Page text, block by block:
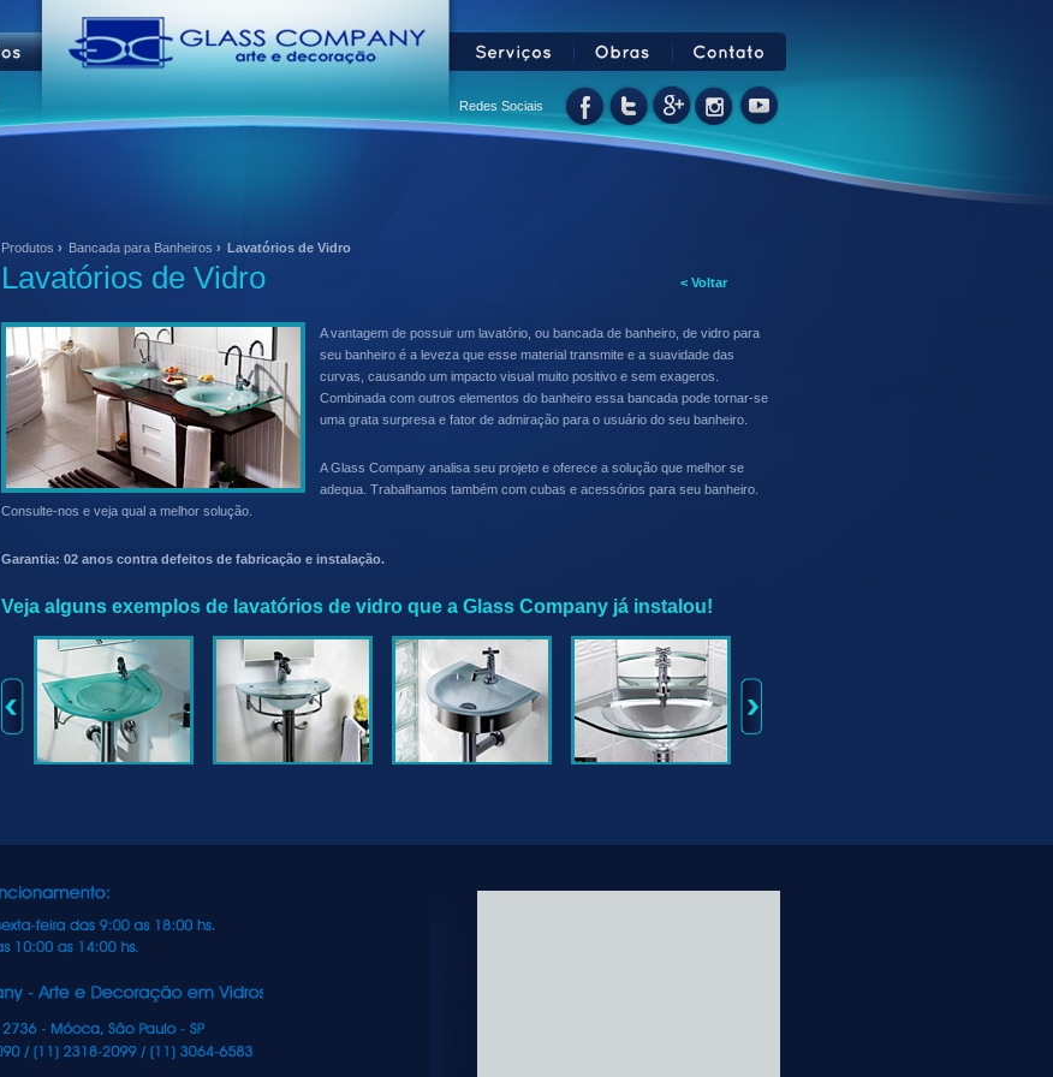
Redes Sociais
Produtos › Bancada para Banheiros › Lavatórios de Vidro
Lavatórios de Vidro < Voltar
A vantagem de possuir um lavatório, ou bancada de banheiro, de vidro para
seu banheiro é a leveza que esse material transmite e a suavidade das
curvas, causando um impacto visual muito positivo e sem exageros.
Combinada com outros elementos do banheiro essa bancada pode tornar-se
uma grata surpresa e fator de admiração para o usuário do seu banheiro.
A Glass Company analisa seu projeto e oferece a solução que melhor se
adequa. Trabalhamos também com cubas e acessórios para seu banheiro.
Consulte-nos e veja qual a melhor solução.
Garantia: 02 anos contra defeitos de fabricação e instalação.
Veja alguns exemplos de lavatórios de vidro que a Glass Company já instalou!